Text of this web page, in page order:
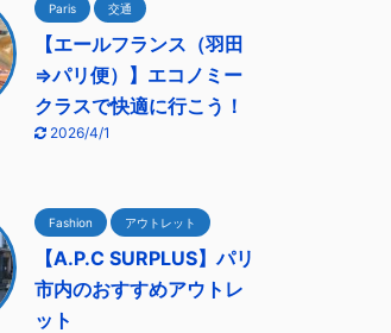
Paris 交通
【エールフランス（羽田
⇒パリ便）】エコノミー
クラスで快適に行こう！
2026/4/1
Fashion アウトレット
【A.P.C SURPLUS】パリ
市内のおすすめアウトレ
ット